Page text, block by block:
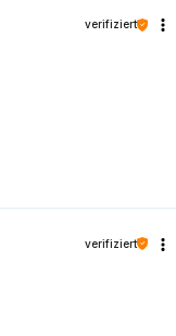
verifiziert
verifiziert